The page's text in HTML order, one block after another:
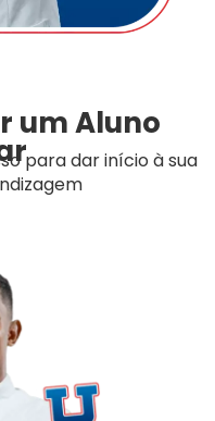
um Aluno
para dar início à sua